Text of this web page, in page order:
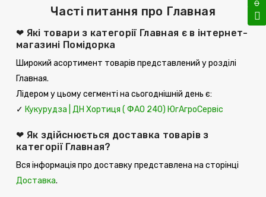
Часті питання про Главная
❤ Які товари з категорії Главная є в інтернет-
магазині Помідорка
Широкий асортимент товарів представлений у розділі
Главная.
Лідером у цьому сегменті на сьогоднішній день є:
✓ Кукурудза | ДН Хортиця ( ФАО 240) ЮгАгроСервіс
❤ Як здійснюється доставка товарів з
категорії Главная?
Вся інформація про доставку представлена ​​на сторінці
Доставка.